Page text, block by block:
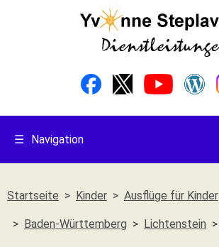
☰ Navigation
Startseite Kinder Ausflüge für Kinder
Baden-Württemberg Lichtenstein